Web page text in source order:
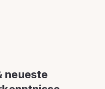
neueste